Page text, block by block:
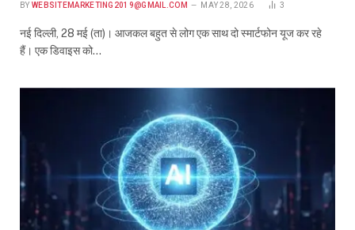
BY WEBSITEMARKETING2019@GMAIL.COM MAY 28, 2026 3
नई दिल्ली, 28 मई (ता)। आजकल बहुत से लोग एक साथ दो स्मार्टफोन यूज कर रहे
हैं। एक डिवाइस को…